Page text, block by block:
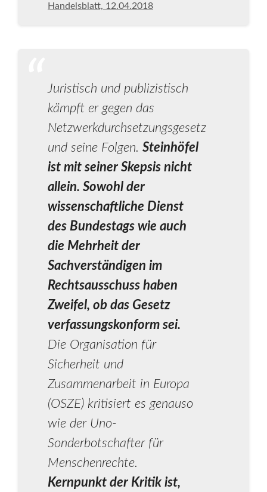
Handelsblatt, 12.04.2018
Juristisch und publizistisch
kämpft er gegen das
Netzwerkdurchsetzungsgesetz
und seine Folgen. Steinhöfel
ist mit seiner Skepsis nicht
allein. Sowohl der
wissenschaftliche Dienst
des Bundestags wie auch
die Mehrheit der
Sachverständigen im
Rechtsausschuss haben
Zweifel, ob das Gesetz
verfassungskonform sei.
Die Organisation für
Sicherheit und
Zusammenarbeit in Europa
(OSZE) kritisiert es genauso
wie der Uno-
Sonderbotschafter für
Menschenrechte.
Kernpunkt der Kritik ist,